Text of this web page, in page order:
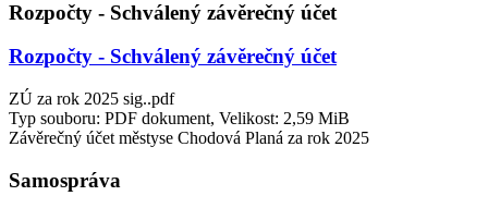
Rozpočty - Schválený závěrečný účet
Rozpočty - Schválený závěrečný účet
ZÚ za rok 2025 sig..pdf
Typ souboru: PDF dokument, Velikost: 2,59 MiB
Závěrečný účet městyse Chodová Planá za rok 2025
Samospráva